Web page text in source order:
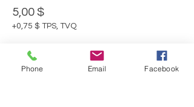
5,00 $
+0,75 $ TPS, TVQ
Vente expirée
Phone Email Facebook